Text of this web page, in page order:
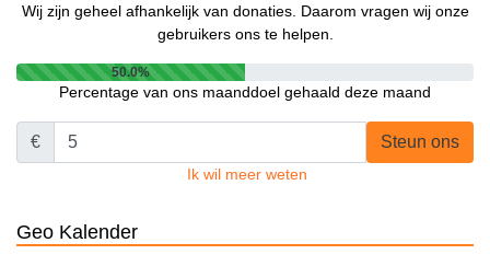
Wij zijn geheel afhankelijk van donaties. Daarom vragen wij onze
gebruikers ons te helpen.
50.0%
Percentage van ons maanddoel gehaald deze maand
€ Steun ons
Ik wil meer weten
Geo Kalender